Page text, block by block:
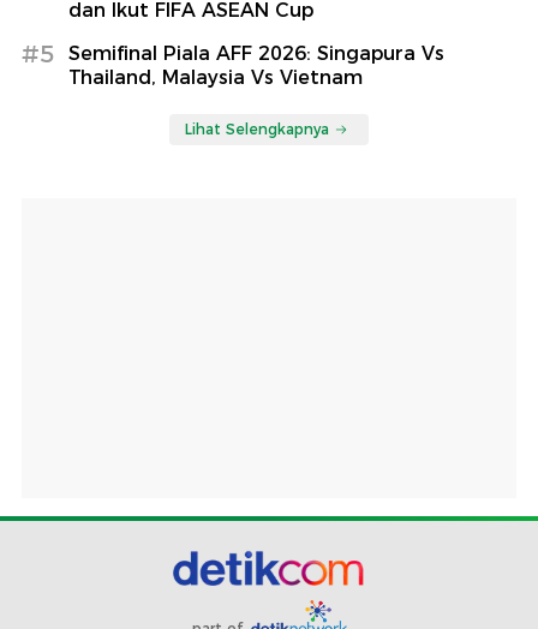
dan Ikut FIFA ASEAN Cup
#5
Semifinal Piala AFF 2026: Singapura Vs
Thailand, Malaysia Vs Vietnam
Lihat Selengkapnya